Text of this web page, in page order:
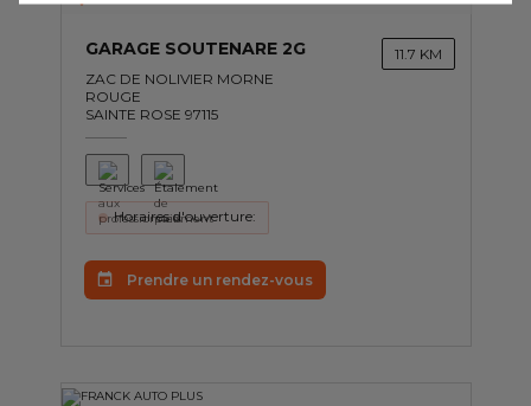
GARAGE SOUTENARE 2G
ZAC DE NOLIVIER MORNE
ROUGE
SAINTE ROSE 97115
11.7 KM
Horaires d'ouverture:
Prendre un rendez-vous